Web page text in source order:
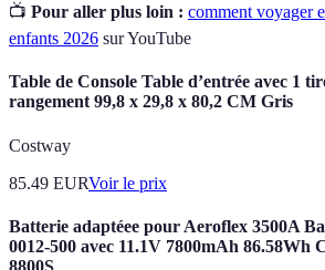
📺 Pour aller plus loin : comment voyager
enfants 2026 sur YouTube
Table de Console Table d’entrée avec 1
rangement 99,8 x 29,8 x 80,2 CM Gris
Costway
85.49 EURVoir le prix
Batterie adaptéee pour Aeroflex 3500A
0012-500 avec 11.1V 7800mAh 86.58Wh
8800S